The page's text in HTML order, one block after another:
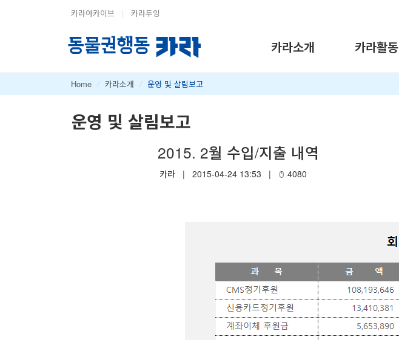
카라아카이브 | 카라두잉
카라소개 카라활동
Home / 카라소개 / 운영 및 살림보고
운영 및 살림보고
2015. 2월 수입/지출 내역
카라 | 2015-04-24 13:53 | 4080